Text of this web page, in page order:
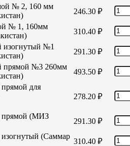
№ 2, 160 мм
246.30 ₽
№ 1, 160мм
310.40 ₽
изогнутый №1
291.30 ₽
прямой №3 260мм
493.50 ₽
для
278.20 ₽
прямой (МИЗ
291.30 ₽
(Саммар
310.40 ₽